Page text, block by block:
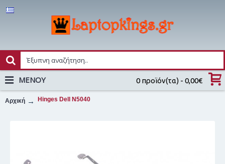
0 προϊόν(τα) - 0,00€
MENOY
Αρχική Hinges Dell N5040